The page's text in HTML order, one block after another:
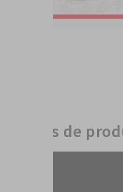
Videos de